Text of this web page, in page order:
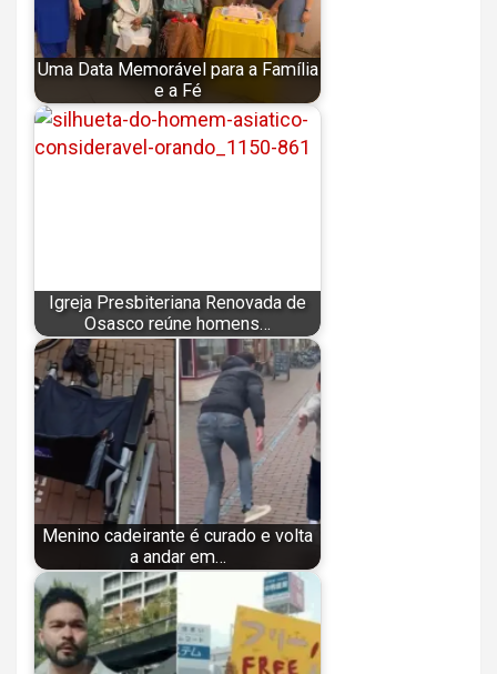
Uma Data Memorável para a Família
e a Fé
Igreja Presbiteriana Renovada de
Osasco reúne homens…
Menino cadeirante é curado e volta
a andar em…